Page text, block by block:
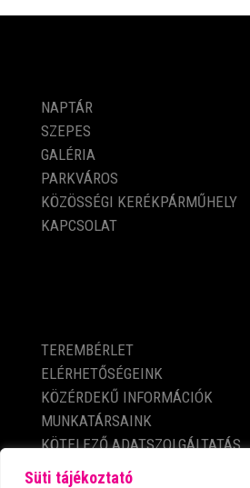
Süti tájékoztató
NAPTÁR
SZEPES
GALÉRIA
PARKVÁROS
KÖZÖSSÉGI KERÉKPÁRMŰHELY
KAPCSOLAT
TEREMBÉRLET
ELÉRHETŐSÉGEINK
KÖZÉRDEKŰ INFORMÁCIÓK
MUNKATÁRSAINK
KÖTELEZŐ ADATSZOLGÁLTATÁS
ADATVÉDELMI TÁJÉKOZTATÓ